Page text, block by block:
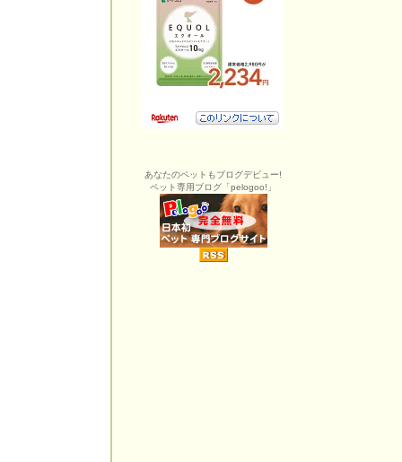
あなたのペットもブログデビュー!
ペット専用ブログ「pelogoo!」